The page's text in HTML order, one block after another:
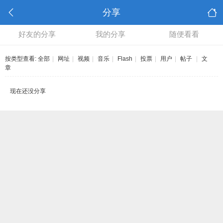
分享
好友的分享 我的分享 随便看看
按类型查看: 全部 网址 视频 音乐 Flash 投票 用户 帖子
文
章
现在还没分享